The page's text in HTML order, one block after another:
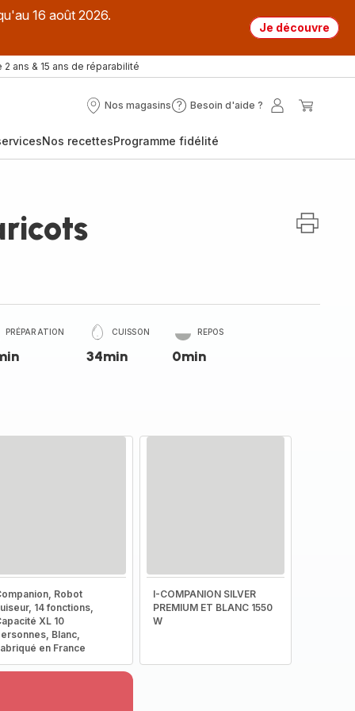
16 août 2026.
Je découvre
2 ans & 15 ans de réparabilité
Nos magasins
Nos
Besoin d'aide ?
Besoin
?
Mon
Nos recettesProgramme fidélité
PRÉPARATION CUISSON
34min
REPOS
0min
Robot
14 fonctions,
XL 10
Blanc,
en France
I-COMPANION SILVER
PREMIUM ET BLANC 1550
W